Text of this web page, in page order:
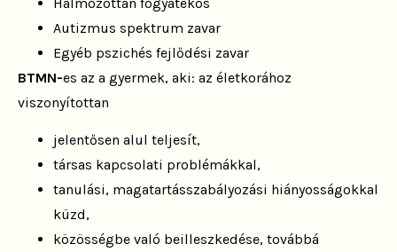
Autizmus spektrum zavar
Egyéb pszichés fejlődési zavar
BTMN-es az a gyermek, aki: az életkorához
viszonyítottan
jelentősen alul teljesít,
társas kapcsolati problémákkal,
tanulási, magatartásszabályozási hiányosságokkal
küzd,
közösségbe való beilleszkedése, továbbá